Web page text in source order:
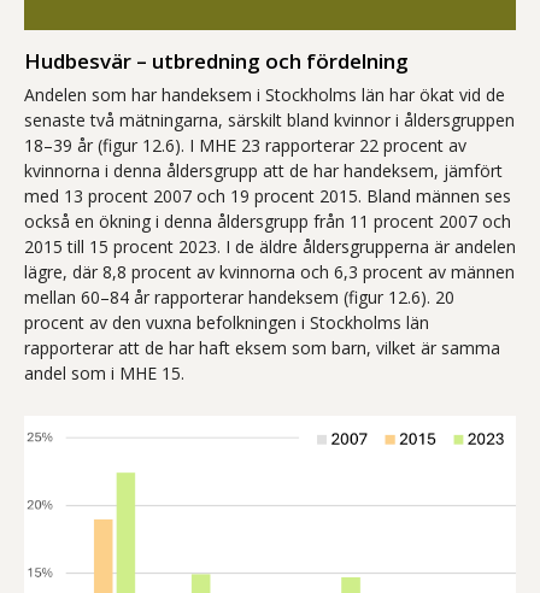
Hudbesvär – utbredning och fördelning
Andelen som har handeksem i Stockholms län har ökat vid de
senaste två mätningarna, särskilt bland kvinnor i åldersgruppen
18–39 år (figur 12.6). I MHE 23 rapporterar 22 procent av
kvinnorna i denna åldersgrupp att de har handeksem, jämfört
med 13 procent 2007 och 19 procent 2015. Bland männen ses
också en ökning i denna åldersgrupp från 11 procent 2007 och
2015 till 15 procent 2023. I de äldre åldersgrupperna är andelen
lägre, där 8,8 procent av kvinnorna och 6,3 procent av männen
mellan 60–84 år rapporterar handeksem (figur 12.6). 20
procent av den vuxna befolkningen i Stockholms län
rapporterar att de har haft eksem som barn, vilket är samma
andel som i MHE 15.